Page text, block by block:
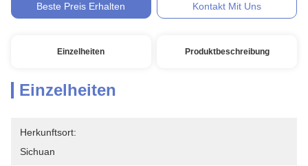
Beste Preis Erhalten Kontakt Mit Uns
Einzelheiten Produktbeschreibung
Einzelheiten
Herkunftsort:
Sichuan